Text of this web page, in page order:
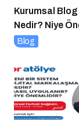
Kurumsal Blog
Nedir? Niye
Kurumsal Blog
Blog